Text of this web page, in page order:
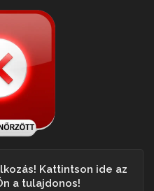
Kattintson ide az
a tulajdonos!